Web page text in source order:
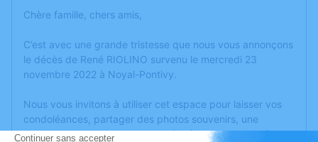
Chère famille, chers amis,
C’est avec une grande tristesse que nous vous annonçons
le décès de René RIOLINO survenu le mercredi 23
novembre 2022 à Noyal-Pontivy.
Nous vous invitons à utiliser cet espace pour laisser vos
condoléances, partager des photos souvenirs, une
anecdote ou exprimer vos pensées à travers des poèmes